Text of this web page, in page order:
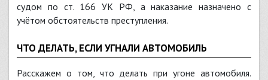
судом по ст. 166 УК РФ, а наказание назначено с
учётом обстоятельств преступления.
ЧТО ДЕЛАТЬ, ЕСЛИ УГНАЛИ АВТОМОБИЛЬ
Расскажем о том, что делать при угоне автомобиля.